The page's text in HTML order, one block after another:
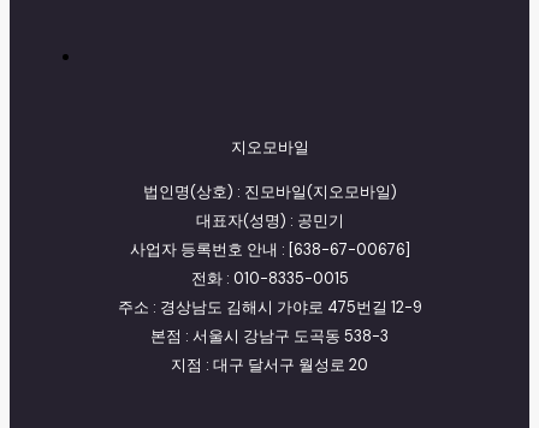
지오모바일
법인명(상호) : 진모바일(지오모바일)
대표자(성명) : 공민기
사업자 등록번호 안내 : [638-67-00676]
전화 : 010-8335-0015
주소 : 경상남도 김해시 가야로 475번길 12-9
본점 : 서울시 강남구 도곡동 538-3
지점 : 대구 달서구 월성로 20